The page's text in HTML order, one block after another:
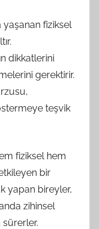
yaşanan fiziksel
dikkatlerini
gerektirir.
teşvik
fiziksel hem
bir
yapan bireyler,
zihinsel
sürerler.